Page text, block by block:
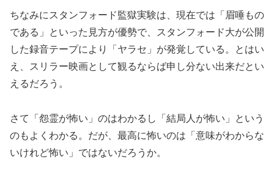
ちなみにスタンフォード監獄実験は、現在では「眉唾もの
である」といった見方が優勢で、スタンフォード大が公開
した録音テープにより「ヤラセ」が発覚している。とはい
え、スリラー映画として観るならば申し分ない出来だとい
えるだろう。
さて「怨霊が怖い」のはわかるし「結局人が怖い」という
のもよくわかる。だが、最高に怖いのは「意味がわからな
いけれど怖い」ではないだろうか。